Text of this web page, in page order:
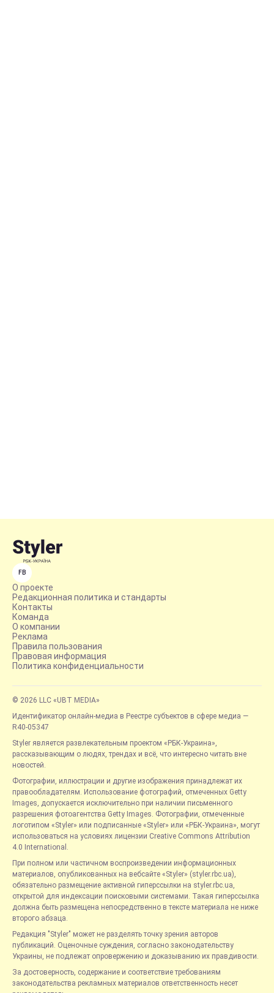
FB
О проекте
Редакционная политика и стандарты
Контакты
Команда
О компании
Реклама
Правила пользования
Правовая информация
Политика конфиденциальности
© 2026 LLC «UBT MEDIA»
Идентификатор онлайн-медиа в Реестре субъектов в сфере медиа —
R40-05347
Styler является развлекательным проектом «РБК-Украина»,
рассказывающим о людях, трендах и всё, что интересно читать вне
новостей.
Фотографии, иллюстрации и другие изображения принадлежат их
правообладателям. Использование фотографий, отмеченных Getty
Images, допускается исключительно при наличии письменного
разрешения фотоагентства Getty Images. Фотографии, отмеченные
логотипом «Styler» или подписанные «Styler» или «РБК-Украина», могут
использоваться на условиях лицензии Creative Commons Attribution
4.0 International.
При полном или частичном воспроизведении информационных
материалов, опубликованных на вебсайте «Styler» (styler.rbc.ua),
обязательно размещение активной гиперссылки на styler.rbc.ua,
открытой для индексации поисковыми системами. Такая гиперссылка
должна быть размещена непосредственно в тексте материала не ниже
второго абзаца.
Редакция "Styler" может не разделять точку зрения авторов
публикаций. Оценочные суждения, согласно законодательству
Украины, не подлежат опровержению и доказыванию их правдивости.
За достоверность, содержание и соответствие требованиям
законодательства рекламных материалов ответственность несет